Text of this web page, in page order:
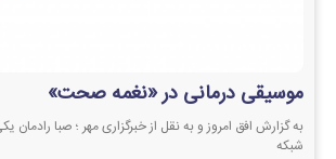
موسیقی درمانی در «نغمه صحت»
به گزارش افق امروز و به نقل از خبرگزاری مهر ؛ صبا رادمان
شبکه